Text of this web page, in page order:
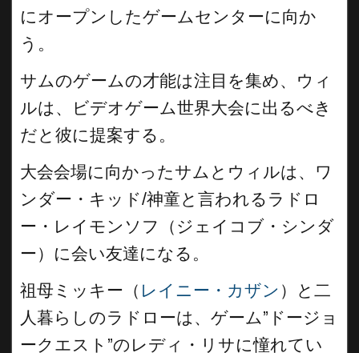
にオープンしたゲームセンターに向か
う。
サムのゲームの才能は注目を集め、ウィ
ルは、ビデオゲーム世界大会に出るべき
だと彼に提案する。
大会会場に向かったサムとウィルは、ワ
ンダー・キッド/神童と言われるラドロ
ー・レイモンソフ（ジェイコブ・シンダ
ー）に会い友達になる。
祖母ミッキー（ レイニー・カザン ）と二
人暮らしのラドローは、ゲーム”ドージョ
ークエスト”のレディ・リサに憧れてい